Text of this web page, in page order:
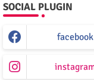
SOCIAL PLUGIN
facebook